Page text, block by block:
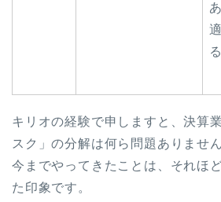
キリオの経験で申しますと、決算
スク」の分解は何ら問題ありません
今までやってきたことは、それほ
た印象です。